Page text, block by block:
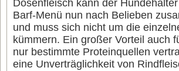
Dosenfleisch kann der
Barf-Menü nun nach Belieben
und muss sich nicht um die
kümmern. Ein großer Vorteil auch
nur bestimmte Proteinquellen
eine Unverträglichkeit von